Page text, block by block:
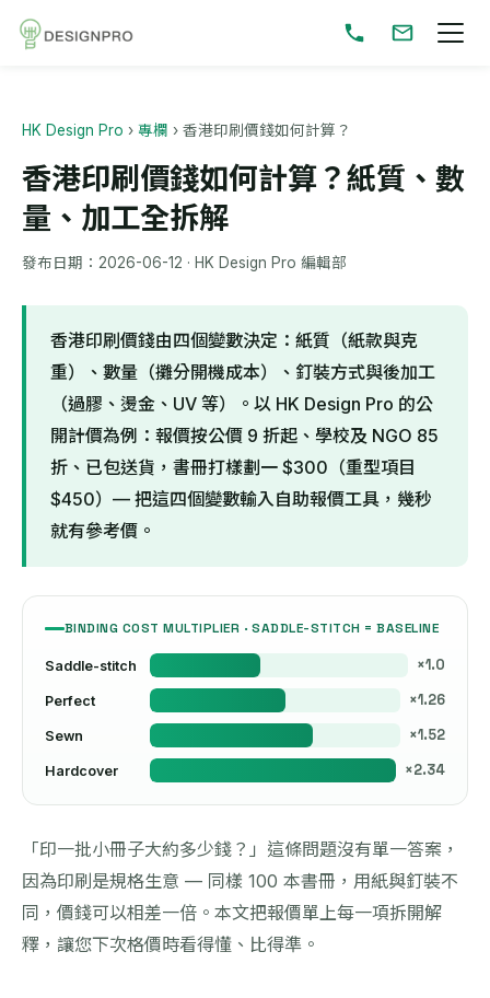
HK Design Pro › 專欄 › 香港印刷價錢如何計算？
香港印刷價錢如何計算？紙質、數
量、加工全拆解
發布日期： 2026-06-12 · HK Design Pro 編輯部
香港印刷價錢由四個變數決定：紙質（紙款與克
重）、數量（攤分開機成本）、釘裝方式與後加工
（過膠、燙金、UV 等）。以 HK Design Pro 的公
開計價為例：報價按公價 9 折起、學校及 NGO 85
折、已包送貨，書冊打樣劃一 $300（重型項目
$450）— 把這四個變數輸入自助報價工具，幾秒
就有參考價。
BINDING COST MULTIPLIER · SADDLE-STITCH = BASELINE
Saddle-stitch ×1.0
Perfect ×1.26
Sewn ×1.52
Hardcover ×2.34
「印一批小冊子大約多少錢？」這條問題沒有單一答案，
因為印刷是規格生意 — 同樣 100 本書冊，用紙與釘裝不
同，價錢可以相差一倍。本文把報價單上每一項拆開解
釋，讓您下次格價時看得懂、比得準。